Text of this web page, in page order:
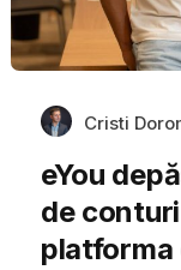
Cristi
eYou
de